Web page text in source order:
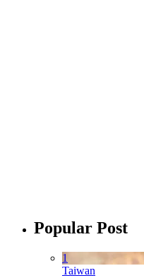
Popular Post
1
Taiwan